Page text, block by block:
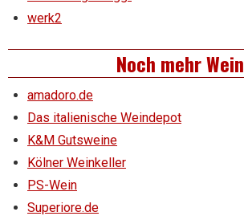
werk2
Noch mehr Wein
amadoro.de
Das italienische Weindepot
K&M Gutsweine
Kölner Weinkeller
PS-Wein
Superiore.de